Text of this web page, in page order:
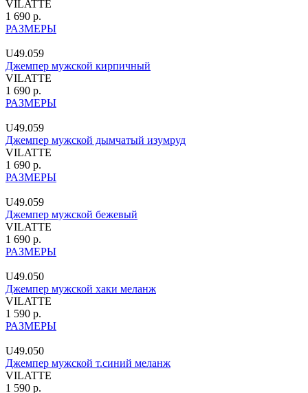
VILATTE
1 690 р.
РАЗМЕРЫ
U49.059
Джемпер мужской кирпичный
VILATTE
1 690 р.
РАЗМЕРЫ
U49.059
Джемпер мужской дымчатый изумруд
VILATTE
1 690 р.
РАЗМЕРЫ
U49.059
Джемпер мужской бежевый
VILATTE
1 690 р.
РАЗМЕРЫ
U49.050
Джемпер мужской хаки меланж
VILATTE
1 590 р.
РАЗМЕРЫ
U49.050
Джемпер мужской т.синий меланж
VILATTE
1 590 р.